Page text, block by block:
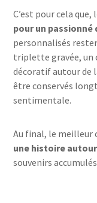
C’est pour cela que,
pour un passionné
personnalisés
triplette gravée, un
décoratif autour de
être conservés
sentimentale.
Au final, le meilleur
une histoire
souvenirs